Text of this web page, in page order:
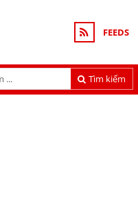
FEEDS
Tìm kiếm